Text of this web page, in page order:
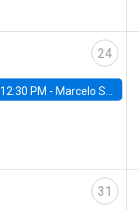
24
12:30 PM - Marcelo Sant'Anna, FGV - EPGE
31